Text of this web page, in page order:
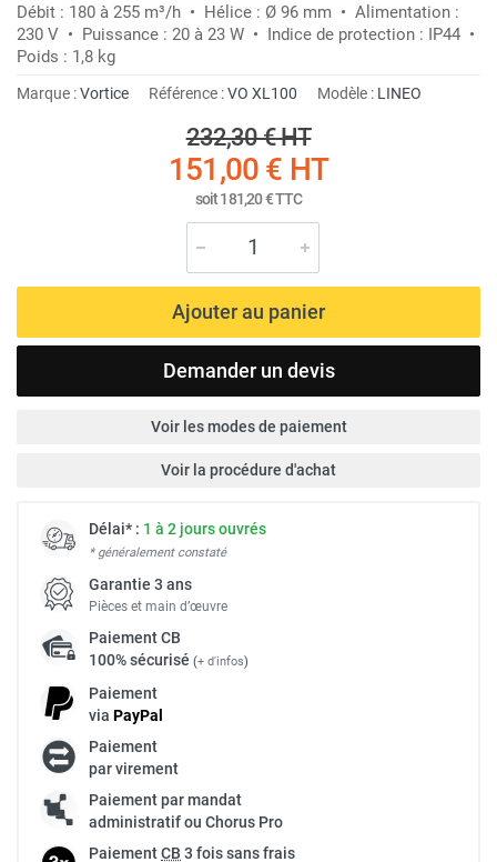
Débit : 180 à 255 m³/h • Hélice : Ø 96 mm • Alimentation :
230 V • Puissance : 20 à 23 W • Indice de protection : IP44 •
Poids : 1,8 kg
Marque :Vortice Référence :VO XL100 Modèle : LINEO
232,30 €HT
151,00 € HT
soit181,20 €TTC
Ajouter au panier
Demander un devis
Voir les modes de paiement
Voir la procédure d'achat
Délai* : 1 à 2 jours ouvrés
* généralement constaté
Garantie 3 ans
Pièces et main d’œuvre
PaiementCB
100% sécurisé (+ d'infos)
Paiement
via PayPal
Paiement
par virement
Paiement par mandat
administratif ou Chorus Pro
PaiementCB 3 fois sans frais